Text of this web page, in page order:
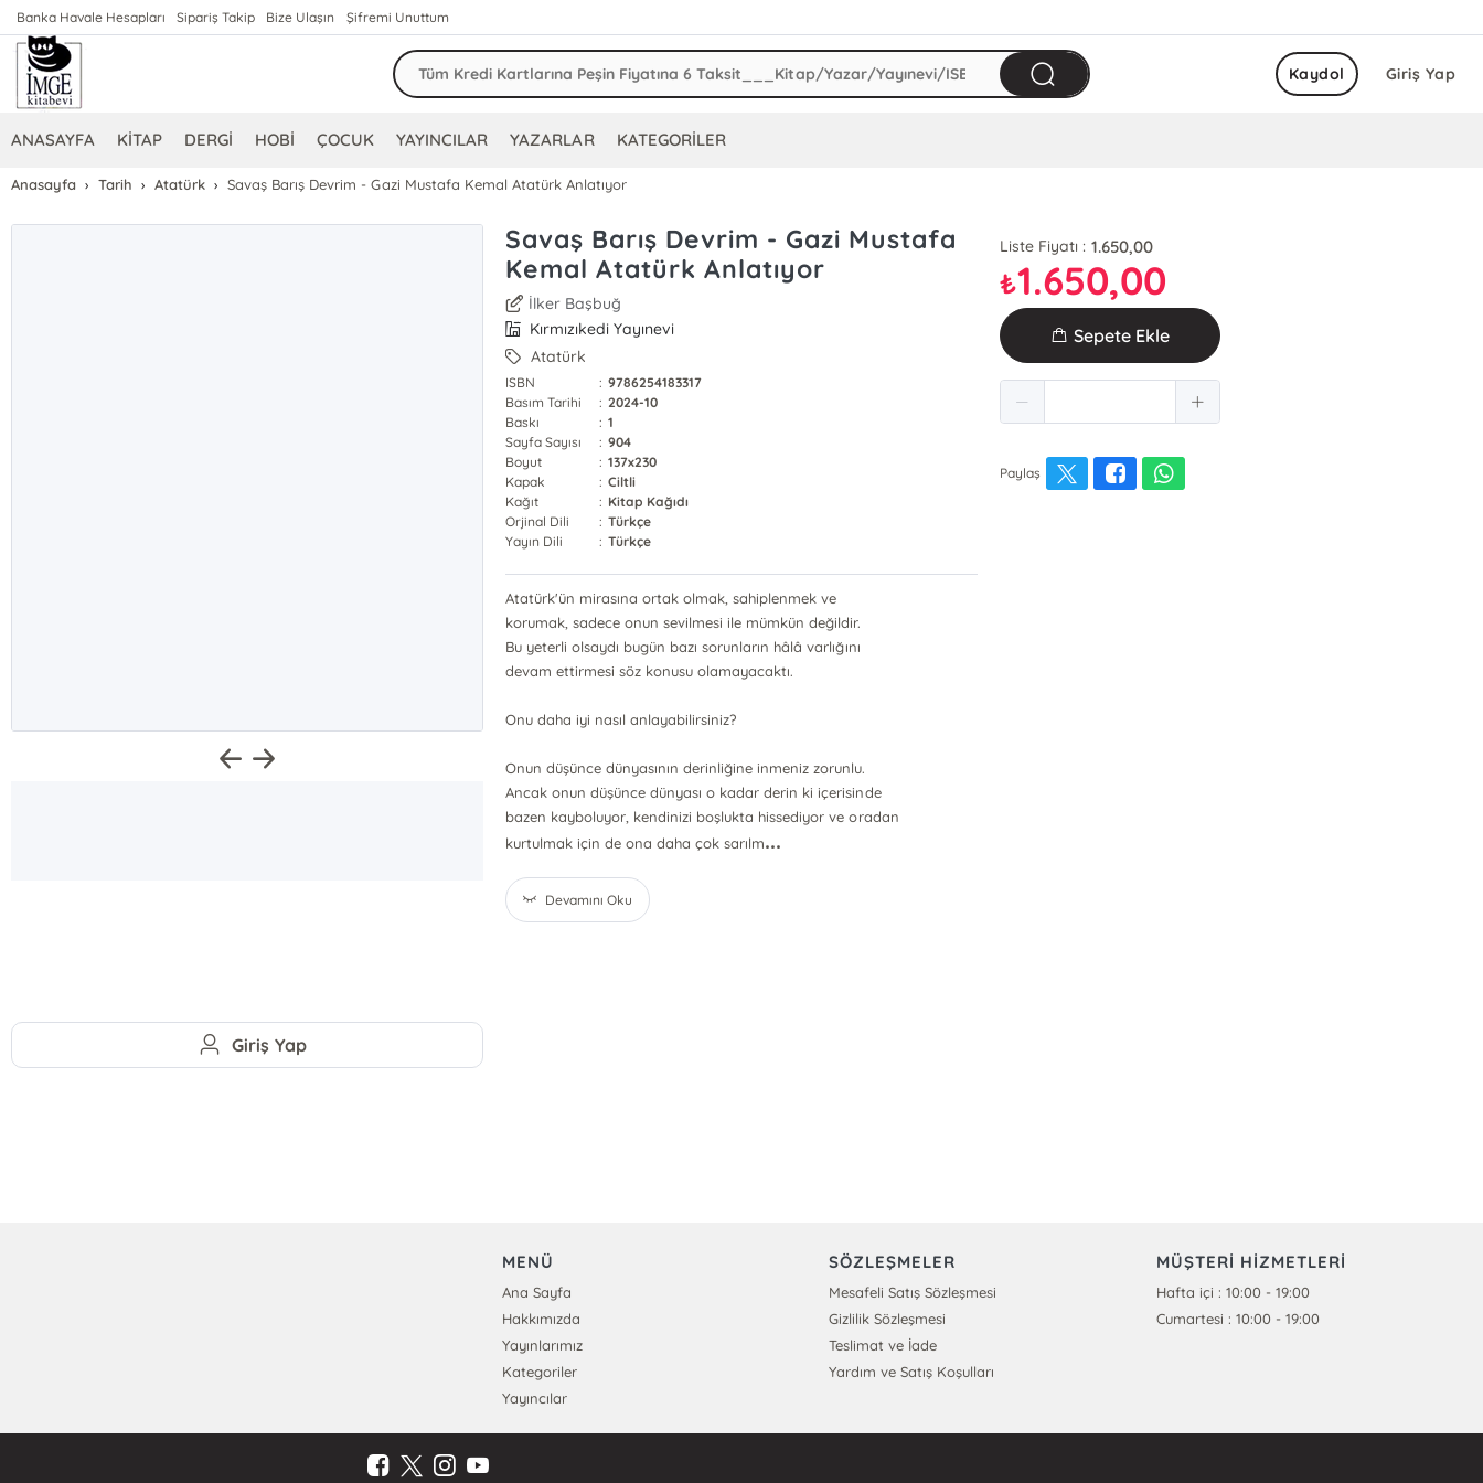
Banka Havale Hesapları Sipariş Takip Bize Ulaşın Şifremi Unuttum
Giriş Yap
Kaydol
ANASAYFA KİTAP DERGİ HOBİ ÇOCUK YAYINCILAR YAZARLAR KATEGORİLER
Anasayfa Tarih Atatürk Savaş Barış Devrim - Gazi Mustafa Kemal Atatürk Anlatıyor
Savaş Barış Devrim - Gazi Mustafa
Kemal Atatürk Anlatıyor
İlker Başbuğ
Kırmızıkedi Yayınevi
Atatürk
ISBN : 9786254183317
Basım Tarihi
: 2024-10
Baskı
: 1
Sayfa Sayısı
: 904
Boyut
: 137x230
Kapak
: Ciltli
Kağıt
: Kitap Kağıdı
Orjinal Dili
: Türkçe
Yayın Dili
: Türkçe
Atatürk'ün mirasına ortak olmak, sahiplenmek ve
korumak, sadece onun sevilmesi ile mümkün değildir.
Bu yeterli olsaydı bugün bazı sorunların hâlâ varlığını
devam ettirmesi söz konusu olamayacaktı.
Onu daha iyi nasıl anlayabilirsiniz?
Onun düşünce dünyasının derinliğine inmeniz zorunlu.
Ancak onun düşünce dünyası o kadar derin ki içerisinde
bazen kayboluyor, kendinizi boşlukta hissediyor ve oradan
kurtulmak için de ona daha çok sarılm...
Devamını Oku
Liste Fiyatı : 1.650,00
₺1.650,00
Sepete Ekle
Paylaş
Giriş Yap
MENÜ
Ana Sayfa
Hakkımızda
Yayınlarımız
Kategoriler
Yayıncılar
SÖZLEŞMELER
Mesafeli Satış Sözleşmesi
Gizlilik Sözleşmesi
Teslimat ve İade
Yardım ve Satış Koşulları
MÜŞTERİ HİZMETLERİ
Hafta içi : 10:00 - 19:00
Cumartesi : 10:00 - 19:00